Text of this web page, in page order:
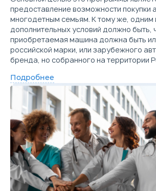
предоставление возможности покупки
многодетным семьям. К тому же, одним
дополнительных условий должно быть,
приобретаемая машина должна быть
российской марки, или зарубежного
бренда, но собранного на территории
Подробнее